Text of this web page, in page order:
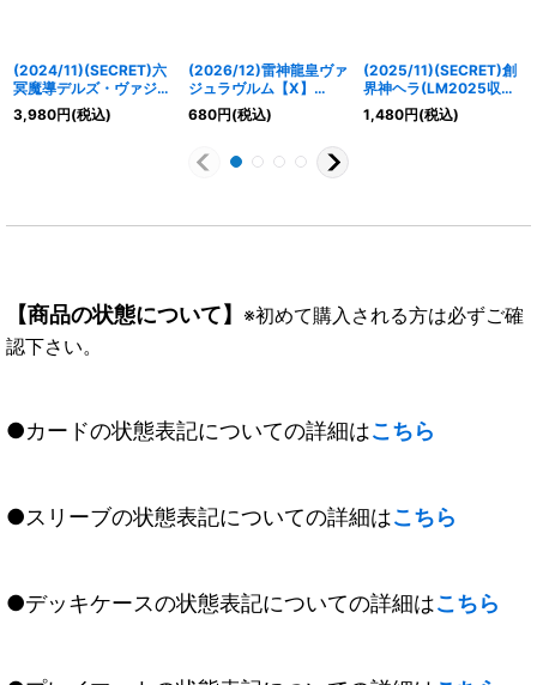
(2024/11)(SECRET)六
冥魔導デルズ・ヴァジュ
ラム【NX-SEC】
{BS68-NX01}《紫》
3,980円(税込)
(2026/12)雷神龍皇ヴァ
ジュラヴルム【X】
{BS75-X10}《黄》
680円(税込)
(2025/11)(SECRET)創
界神ヘラ(LM2025収録)
【X-SEC】{BS46-X10}
《紫》
1,480円(税込)
【商品の状態について】 ※初めて購入される方は必ずご確
認下さい。
●カードの状態表記についての詳細はこちら
●スリーブの状態表記についての詳細はこちら
●デッキケースの状態表記についての詳細はこちら